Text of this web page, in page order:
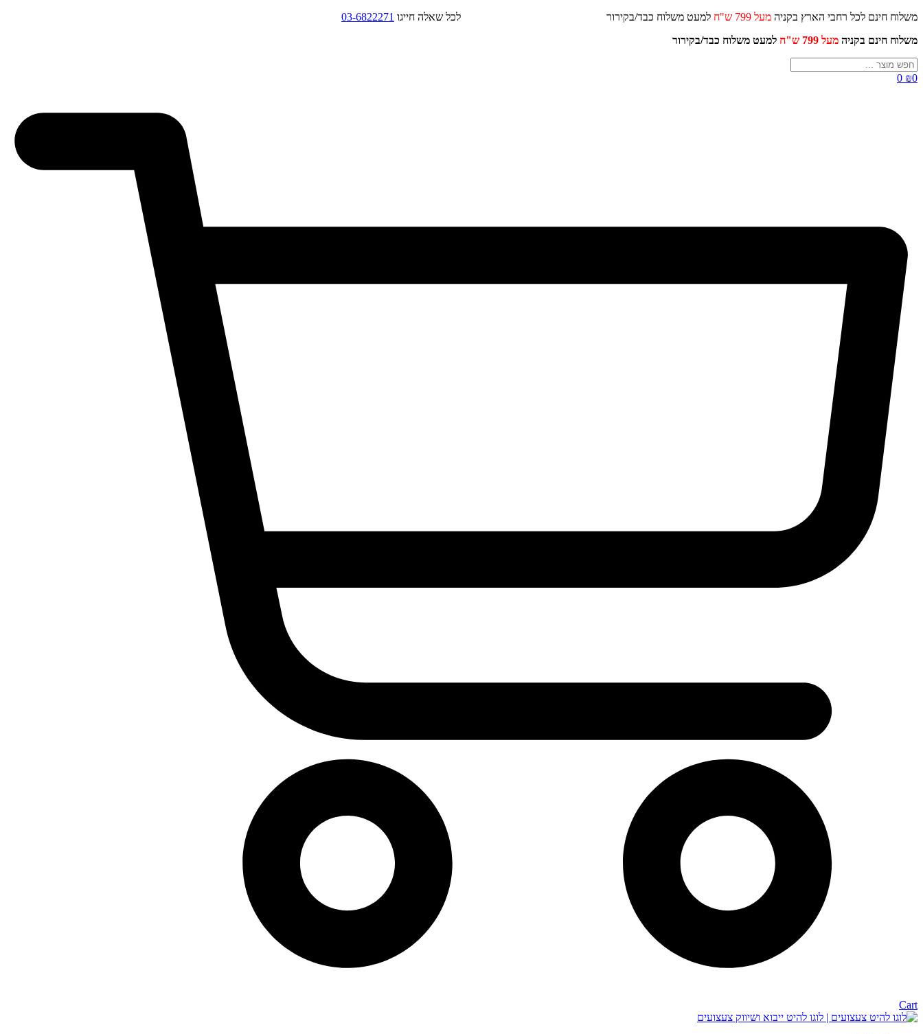
דלג
משלוח חינם לכל רחבי הארץ בקניה מעל 799 ש"ח למעט משלוח כבד/בקירור לכל שאלה חייגו 03-6822271
משלוח חינם בקניה מעל 799 ש"ח למעט משלוח כבד/בקירור
Search
...
₪0
0
Cart